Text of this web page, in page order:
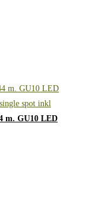
m. GU10 LED